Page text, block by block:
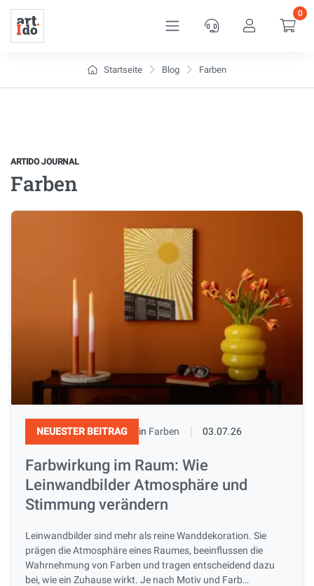
Service
0
Startseite Blog Farben
ARTIDO JOURNAL
Farben
NEUESTER BEITRAG in Farben 03.07.26
Farbwirkung im Raum: Wie
Leinwandbilder Atmosphäre und
Stimmung verändern
Leinwandbilder sind mehr als reine Wanddekoration. Sie
prägen die Atmosphäre eines Raumes, beeinflussen die
Wahrnehmung von Farben und tragen entscheidend dazu
bei, wie ein Zuhause wirkt. Je nach Motiv und Farb…